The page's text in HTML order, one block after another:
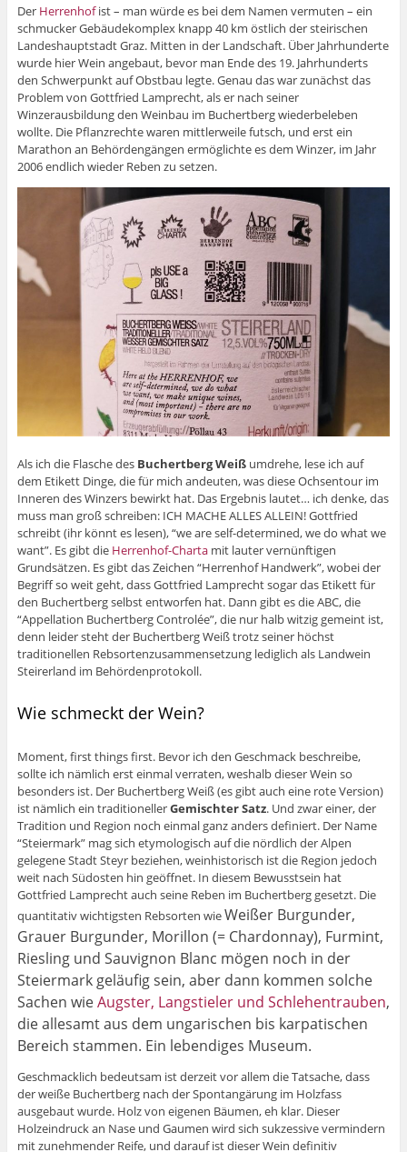
Der Herrenhofist – man würde es bei dem Namen vermuten – ein
schmucker Gebäudekomplex knapp 40 km östlich der steirischen
Landeshauptstadt Graz. Mitten in der Landschaft. Über Jahrhunderte
wurde hier Wein angebaut, bevor man Ende des 19. Jahrhunderts
den Schwerpunkt auf Obstbau legte. Genau das war zunächst das
Problem von Gottfried Lamprecht, als er nach seiner
Winzerausbildung den Weinbau im Buchertberg wiederbeleben
wollte. Die Pflanzrechte waren mittlerweile futsch, und erst ein
Marathon an Behördengängen ermöglichte es dem Winzer, im Jahr
2006 endlich wieder Reben zu setzen.
Als ich die Flasche des Buchertberg Weißumdrehe, lese ich auf
dem Etikett Dinge, die für mich andeuten, was diese Ochsentour im
Inneren des Winzers bewirkt hat. Das Ergebnis lautet… ich denke, das
muss man groß schreiben: ICH MACHE ALLES ALLEIN! Gottfried
schreibt (ihr könnt es lesen), “we are self-determined, we do what we
want”. Es gibt die Herrenhof-Chartamit lauter vernünftigen
Grundsätzen. Es gibt das Zeichen “Herrenhof Handwerk”, wobei der
Begriff so weit geht, dass Gottfried Lamprecht sogar das Etikett für
den Buchertberg selbst entworfen hat. Dann gibt es die ABC, die
“Appellation Buchertberg Controlée”, die nur halb witzig gemeint ist,
denn leider steht der Buchertberg Weiß trotz seiner höchst
traditionellen Rebsortenzusammensetzung lediglich als Landwein
Steirerland im Behördenprotokoll.
Wie schmeckt der Wein?
Moment, first things first. Bevor ich den Geschmack beschreibe,
sollte ich nämlich erst einmal verraten, weshalb dieser Wein so
besonders ist. Der Buchertberg Weiß (es gibt auch eine rote Version)
ist nämlich ein traditionellerGemischter Satz. Und zwar einer, der
Tradition und Region noch einmal ganz anders definiert. Der Name
“Steiermark” mag sich etymologisch auf die nördlich der Alpen
gelegene Stadt Steyr beziehen, weinhistorisch ist die Region jedoch
weit nach Südosten hin geöffnet. In diesem Bewusstsein hat
Gottfried Lamprecht auch seine Reben im Buchertberg gesetzt. Die
quantitativ wichtigsten Rebsorten wieWeißer Burgunder,
Grauer Burgunder, Morillon (= Chardonnay), Furmint,
Riesling und Sauvignon Blanc mögen noch in der
Steiermark geläufig sein, aber dann kommen solche
Sachen wieAugster, Langstieler und Schlehentrauben,
die allesamt aus dem ungarischen bis karpatischen
Bereich stammen. Ein lebendiges Museum.
Geschmacklich bedeutsam ist derzeit vor allem die Tatsache, dass
der weiße Buchertberg nach der Spontangärung im Holzfass
ausgebaut wurde. Holz von eigenen Bäumen, eh klar. Dieser
Holzeindruck an Nase und Gaumen wird sich sukzessive vermindern
mit zunehmender Reife, und darauf ist dieser Wein definitiv